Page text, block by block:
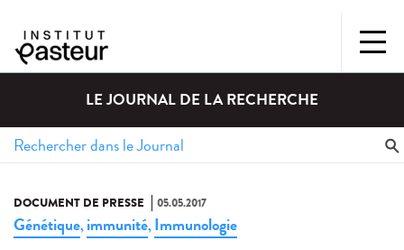
LE JOURNAL DE LA RECHERCHE
DOCUMENT DE PRESSE 05.05.2017
Génétique, immunité, Immunologie